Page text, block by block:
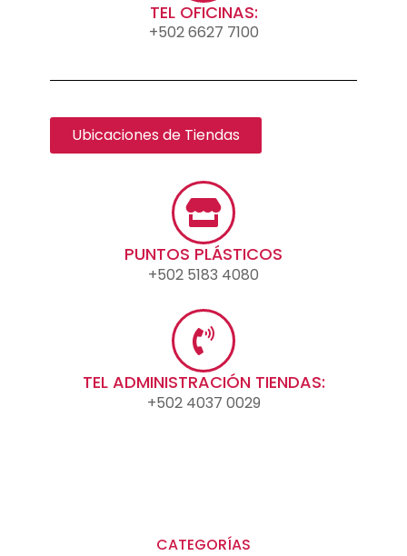
TEL OFICINAS:
+502 6627 7100
Ubicaciones de Tiendas
PUNTOS PLÁSTICOS
+502 5183 4080
TEL ADMINISTRACIÓN TIENDAS:
+502 4037 0029
CATEGORÍAS